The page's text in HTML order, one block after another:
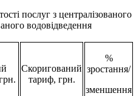
послуг з централізованого
водовідведення
Скоригований
тариф, грн.
%
зростання/
зменшення